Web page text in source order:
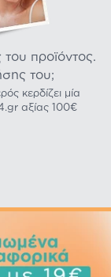
προϊόντος.
του;
κερδίζει μία
αξίας 100€